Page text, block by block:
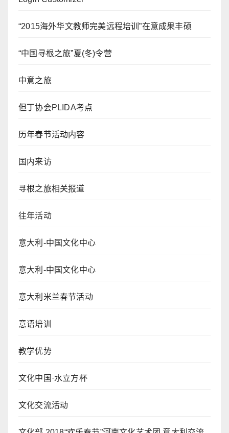
“2015海外华文教师完美远程培训”在意成果丰硕
“中国寻根之旅”夏(冬)令营
中意之旅
但丁协会PLIDA考点
历年春节活动内容
国内来访
寻根之旅相关报道
往年活动
意大利-中国文化中心
意大利-中国文化中心
意大利米兰春节活动
意语培训
教学优势
文化中国·水立方杯
文化交流活动